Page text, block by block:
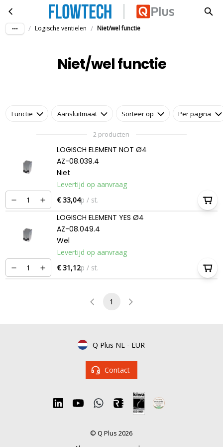
Ga naar hoofdinhoudNiet/wel functie
/ Logische ventielen / Niet/wel functie
Niet/wel functie
Functie Aansluitmaat Sorteer op Per pagina
2 producten
LOGISCH ELEMENT NOT Ø4
AZ-08.039.4
Niet
Levertijd op aanvraag
€ 33,04p / st.
LOGISCH ELEMENT YES Ø4
AZ-08.049.4
Wel
Levertijd op aanvraag
€ 31,12p / st.
1
Q Plus NL - EUR
Contact
© Q Plus 2026